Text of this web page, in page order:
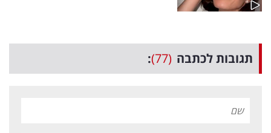
תגובות לכתבה (77)
: